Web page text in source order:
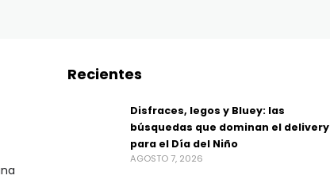
Recientes
Disfraces, legos y Bluey: las
búsquedas que dominan el delivery
para el Día del Niño
AGOSTO 7, 2026